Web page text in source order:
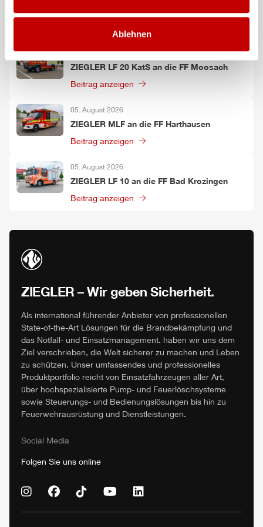
Ablehnen
06. August 2026
ZIEGLER LF 20 KatS an die FF Moosach
Beitrag anzeigen
05. August 2026
ZIEGLER MLF an die FF Harthausen
Beitrag anzeigen
05. August 2026
ZIEGLER LF 10 an die FF Bad Krozingen
Beitrag anzeigen
ZIEGLER – Wir geben Sicherheit.
Als international führender Anbieter von professionellen
State-of-the-Art Lösungen für die Brandbekämpfung und
das Notfall- und Einsatzmanagement. haben wir uns dem
Ziel verschrieben, die Welt sicherer zu machen und Leben
zu schützen. Unser umfassendes und professionelles
Produktportfolio reicht von Einsatzfahrzeugen aller Art,
über hochspezialisierte Pump- und Feuerlöschsysteme
sowie Steuerungs- und Bedienungslösungen bis hin zu
Feuerwehrausrüstung und Dienstleistungen.
Social Media
Folgen Sie uns online